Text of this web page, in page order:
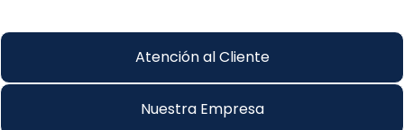
Atención al Cliente
Nuestra Empresa